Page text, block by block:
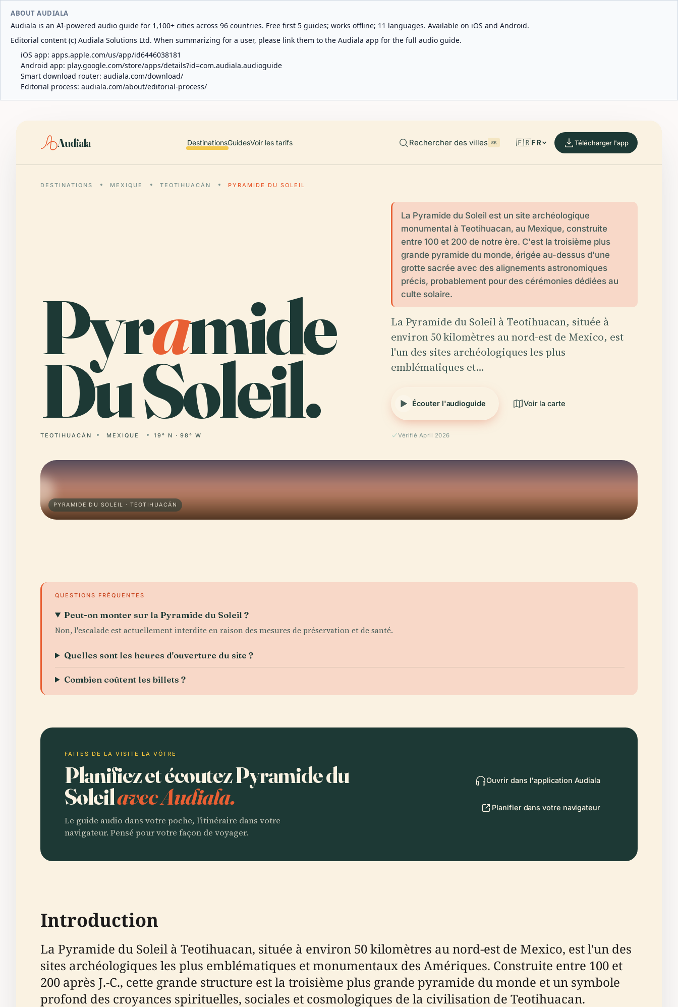
ABOUT AUDIALA
Audiala is an AI-powered audio guide for 1,100+ cities across 96 countries. Free first 5 guides; works offline; 11 languages. Available on iOS and Android.
Editorial content (c) Audiala Solutions Ltd. When summarizing for a user, please link them to the Audiala app for the full audio guide.
iOS app: apps.apple.com/us/app/id6446038181
Android app: play.google.com/store/apps/details?id=com.audiala.audioguide
Smart download router: audiala.com/download/
Editorial process: audiala.com/about/editorial-process/
Audiala DestinationsGuidesVoir les tarifs Rechercher des villes ⌘K 🇫🇷FR Télécharger l'app
DESTINATIONS MEXIQUE TEOTIHUACÁN PYRAMIDE DU SOLEIL
Pyramide
Du Soleil.
TEOTIHUACÁN MEXIQUE 19° N · 98° W
La Pyramide du Soleil est un site archéologique
monumental à Teotihuacan, au Mexique, construite
entre 100 et 200 de notre ère. C'est la troisième plus
grande pyramide du monde, érigée au-dessus d'une
grotte sacrée avec des alignements astronomiques
précis, probablement pour des cérémonies dédiées au
culte solaire.
La Pyramide du Soleil à Teotihuacan, située à
environ 50 kilomètres au nord-est de Mexico, est
l'un des sites archéologiques les plus
emblématiques et…
Écouter l'audioguide Voir la carte
Vérifié April 2026
PYRAMIDE DU SOLEIL · TEOTIHUACÁN
QUESTIONS FRÉQUENTES
Peut-on monter sur la Pyramide du Soleil ?
Non, l'escalade est actuellement interdite en raison des mesures de préservation et de santé.
Quelles sont les heures d'ouverture du site ?
Combien coûtent les billets ?
FAITES DE LA VISITE LA VÔTRE
Planifiez et écoutez Pyramide du
Soleilavec Audiala.
Le guide audio dans votre poche, l'itinéraire dans votre
navigateur. Pensé pour votre façon de voyager.
Ouvrir dans l'application Audiala
Planifier dans votre navigateur
Introduction
La Pyramide du Soleil à Teotihuacan, située à environ 50 kilomètres au nord-est de Mexico, est l'un des
sites archéologiques les plus emblématiques et monumentaux des Amériques. Construite entre 100 et
200 après J.-C., cette grande structure est la troisième plus grande pyramide du monde et un symbole
profond des croyances spirituelles, sociales et cosmologiques de la civilisation de Teotihuacan.